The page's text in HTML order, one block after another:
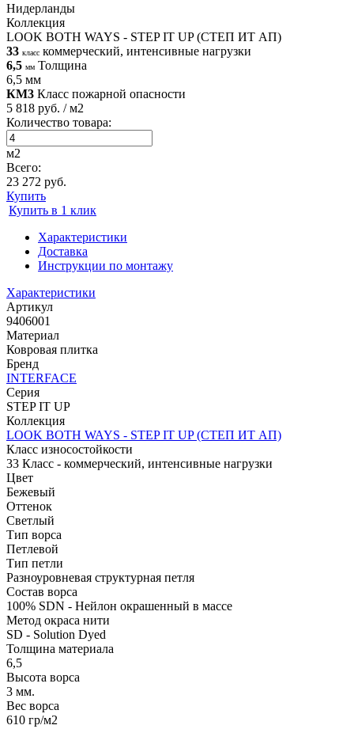
Нидерланды
Коллекция
LOOK BOTH WAYS - STEP IT UP (СТЕП ИТ АП)
33 класс коммерческий, интенсивные нагрузки
6,5 мм Толщина
6,5 мм
КМ3 Класс пожарной опасности
5 818 руб. / м2
Количество товара:
м2
Всего:
23 272 руб.
Купить
Купить в 1 клик
Характеристики
Доставка
Инструкции по монтажу
Характеристики
Артикул
9406001
Материал
Ковровая плитка
Бренд
INTERFACE
Серия
STEP IT UP
Коллекция
LOOK BOTH WAYS - STEP IT UP (СТЕП ИТ АП)
Класс износостойкости
33 Класс - коммерческий, интенсивные нагрузки
Цвет
Бежевый
Оттенок
Светлый
Тип ворса
Петлевой
Тип петли
Разноуровневая структурная петля
Состав ворса
100% SDN - Нейлон окрашенный в массе
Метод окраса нити
SD - Solution Dyed
Толщина материала
6,5
Высота ворса
3 мм.
Вес ворса
610 гр/м2